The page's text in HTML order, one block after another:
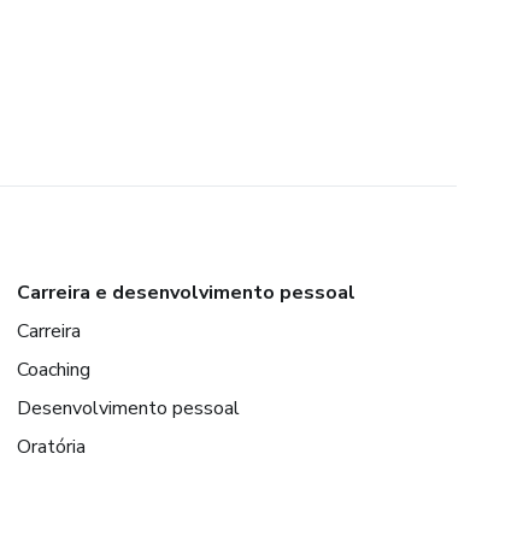
Carreira e desenvolvimento pessoal
Carreira
Coaching
Desenvolvimento pessoal
Oratória